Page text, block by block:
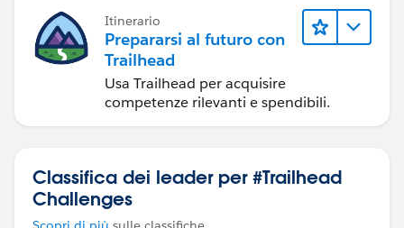
Itinerario
Prepararsi al futuro con
Trailhead
Usa Trailhead per acquisire
competenze rilevanti e spendibili.
Classifica dei leader per #Trailhead
Challenges